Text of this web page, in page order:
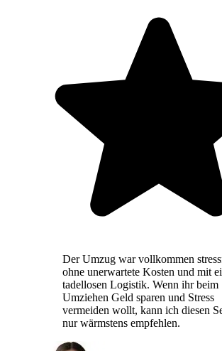
Der Umzug war vollkommen
ohne unerwartete Kosten und mit
tadellosen Logistik. Wenn ihr beim
Umziehen Geld sparen und Stress
vermeiden wollt, kann ich diesen
nur wärmstens empfehlen.